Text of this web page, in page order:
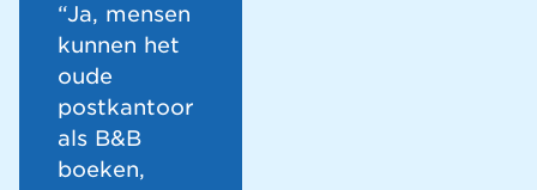
“Ja, mensen
kunnen het
oude
postkantoor
als B&B
boeken,